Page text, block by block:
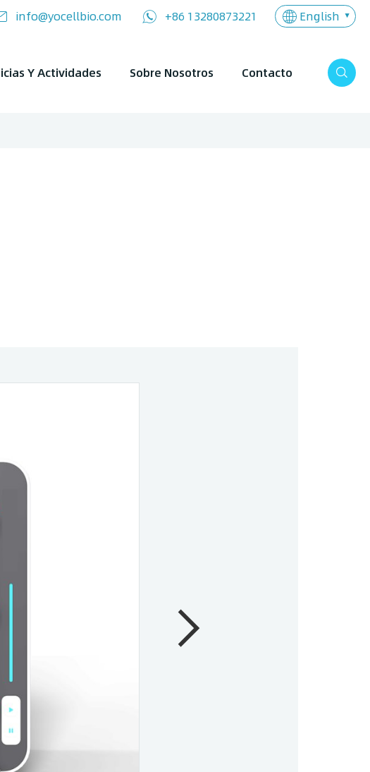
info@yocellbio.com +86 13280873221 English
Y Actividades Sobre Nosotros Contacto